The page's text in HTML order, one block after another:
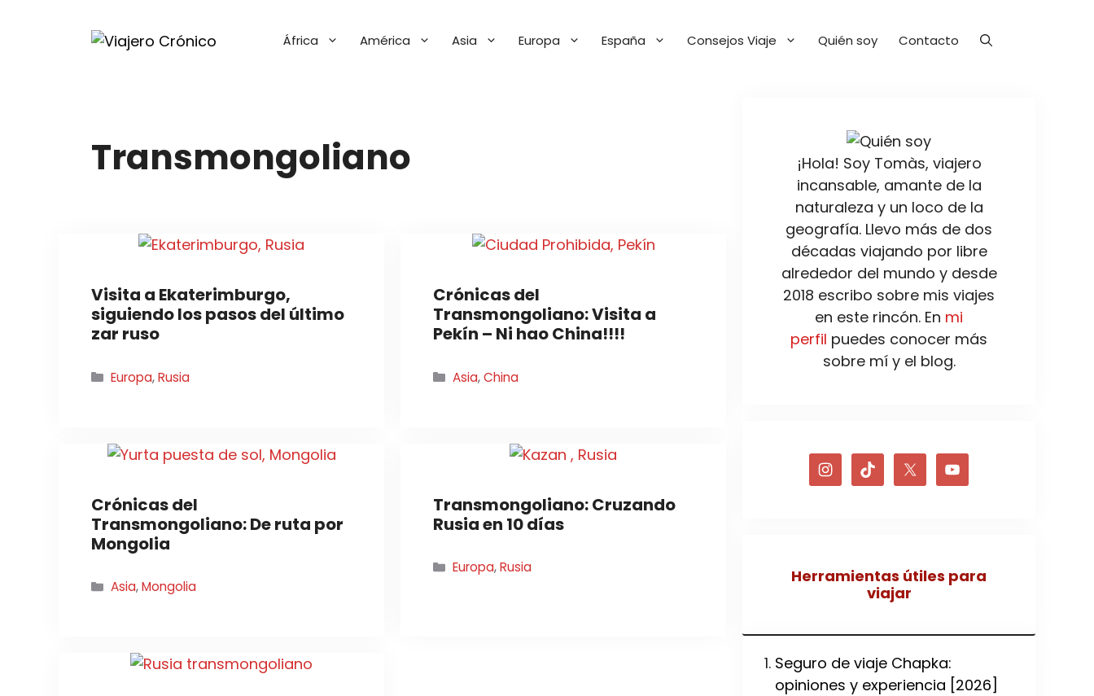
África América Asia Europa España Consejos Viaje Quién soy Contacto
Transmongoliano
Visita a Ekaterimburgo,
siguiendo los pasos del último
zar ruso
Categorías
Europa,Rusia
Crónicas del
Transmongoliano: Visita a
Pekín – Ni hao China!!!!
Categorías
Asia,China
Crónicas del
Transmongoliano: De ruta por
Mongolia
Categorías
Asia,Mongolia
Transmongoliano: Cruzando
Rusia en 10 días
Categorías
Europa,Rusia
¡Hola! Soy Tomàs, viajero
incansable, amante de la
naturaleza y un loco de la
geografía. Llevo más de dos
décadas viajando por libre
alrededor del mundo y desde
2018 escribo sobre mis viajes
en este rincón. En mi
perfil puedes conocer más
sobre mí y el blog.
Herramientas útiles para
viajar
Seguro de viaje Chapka:
opiniones y experiencia [2026]